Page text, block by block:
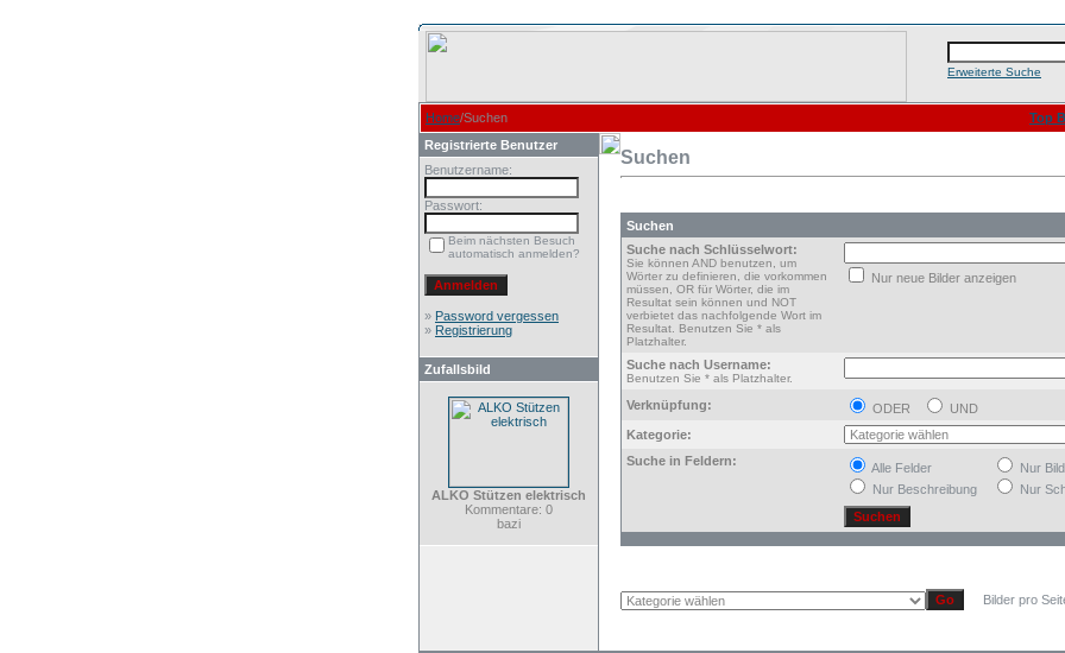
Erweiterte Suche
Home/Suchen
Top
Registrierte Benutzer
Benutzername:
Passwort:
Beim nächsten Besuch
automatisch anmelden?
» Password vergessen
» Registrierung
Zufallsbild
ALKO Stützen elektrisch
Kommentare: 0
bazi
Suchen
Suchen
Suche nach Schlüsselwort:
Sie können AND benutzen, um
Wörter zu definieren, die vorkommen
müssen, OR für Wörter, die im
Resultat sein können und NOT
verbietet das nachfolgende Wort im
Resultat. Benutzen Sie * als
Platzhalter.
Nur neue Bilder anzeigen
Suche nach Username:
Benutzen Sie * als Platzhalter.
Verknüpfung: ODER
UND
Kategorie:
Suche in Feldern:
Alle Felder
Nur
Nur Beschreibung
Nur
Bilder pro